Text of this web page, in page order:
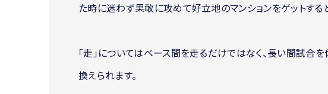
た時に迷わず果敢に攻めて好立地のマンションをゲットする
「走」についてはベース間を走るだけではなく、長い間試合
換えられます。